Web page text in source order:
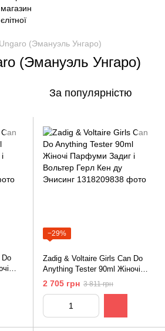
(Эмануэль Унгаро)
(Эмануэль Унгаро)
За популярністю
Do
−29%
Zadig & Voltaire Girls Can Do
Anything Tester 90ml Жіночі
Парфуми Задиг і Вольтер Герл
Кен ду Энисинг
2 705 грн 3 811 грн